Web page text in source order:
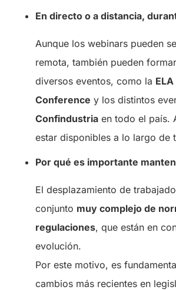
En directo o a distancia,
Aunque los webinars pueden
remota, también pueden
diversos eventos, como la
Conference y los distintos
Confindustria en todo el país.
estar disponibles a lo largo de
Por qué es importante
El desplazamiento de
conjunto muy complejo de
regulaciones, que están en
evolución.
Por este motivo, es
cambios más recientes en